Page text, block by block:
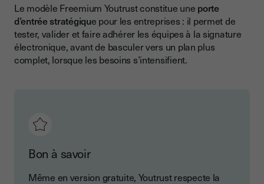
Le modèle Freemium Youtrust constitue une porte
d’entrée stratégique pour les entreprises : il permet de
tester, valider et faire adhérer les équipes à la signature
électronique, avant de basculer vers un plan plus
complet, lorsque les besoins s’intensifient.
Bon à savoir
Même en version gratuite, Youtrust respecte la